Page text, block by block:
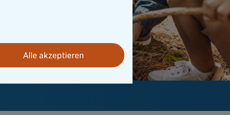
Alle akzeptieren